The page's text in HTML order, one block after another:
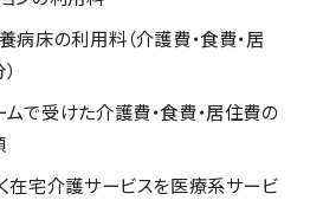
病床の利用料（介護費・食費・居
で受けた介護費・食費・居住費の
在宅介護サービスを医療系サービ